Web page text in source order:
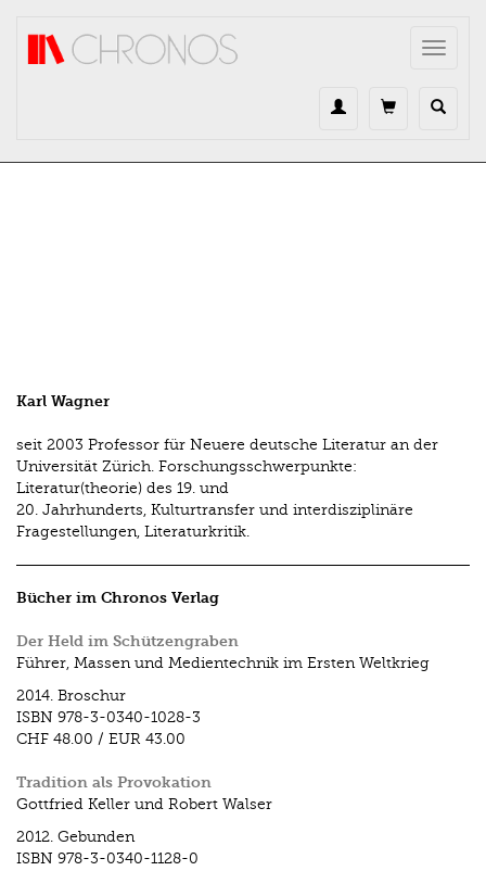
Toggle
Karl Wagner
seit 2003 Professor für Neuere deutsche Literatur an der
Universität Zürich. Forschungsschwerpunkte:
Literatur(theorie) des 19. und
20. Jahrhunderts, Kulturtransfer und interdisziplinäre
Fragestellungen, Literaturkritik.
Bücher im Chronos Verlag
Der Held im Schützengraben
Führer, Massen und Medientechnik im Ersten Weltkrieg
2014. Broschur
ISBN 978-3-0340-1028-3
CHF 48.00 / EUR 43.00
Tradition als Provokation
Gottfried Keller und Robert Walser
2012. Gebunden
ISBN 978-3-0340-1128-0